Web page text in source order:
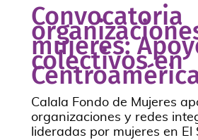
Convocatoria
mujeres:
colectivos en
Calala Fondo de Mujeres
organizaciones y redes
lideradas por mujeres en El